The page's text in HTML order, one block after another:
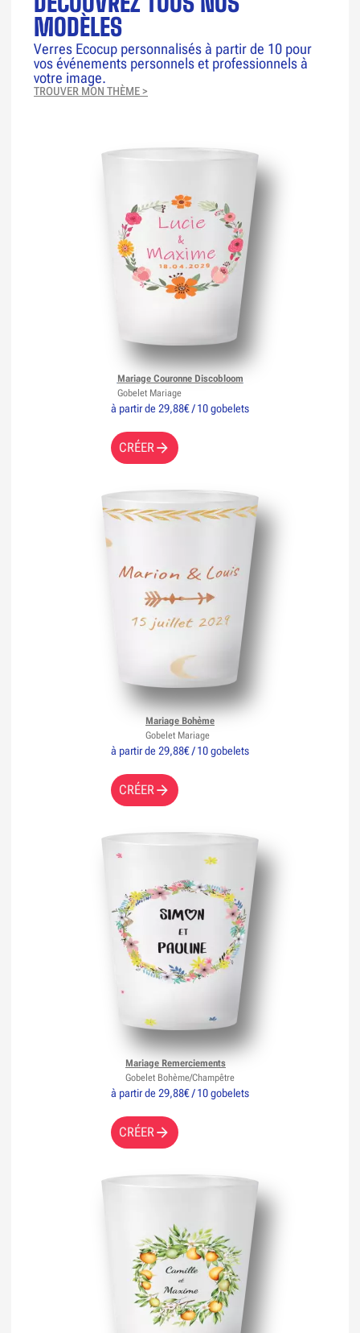
MODÈLES
Verres Ecocup personnalisés à partir de 10 pour
vos événements personnels et professionnels à
votre image.
TROUVER MON THÈME >
à partir de 29,88€ / 10 gobelets
CRÉER
Mariage Couronne Discobloom
Gobelet Mariage
à partir de 29,88€ / 10 gobelets
CRÉER
Mariage Bohème
Gobelet Mariage
à partir de 29,88€ / 10 gobelets
CRÉER
Mariage Remerciements
Gobelet Bohème/Champêtre